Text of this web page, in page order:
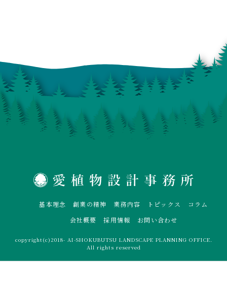
基本理念 創業の精神 業務内容 トピックス
コラム
会社概要
採用情報 お問い合わせ
copyright(c)2018- AI-SHOKUBUTSU LANDSCAPE PLANNING OFFICE.
All rights reserved